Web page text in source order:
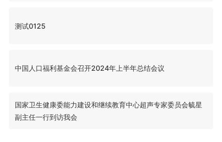
测试0125
中国人口福利基金会召开2024年上半年总结会议
国家卫生健康委能力建设和继续教育中心超声专家委员会毓星
副主任一行到访我会